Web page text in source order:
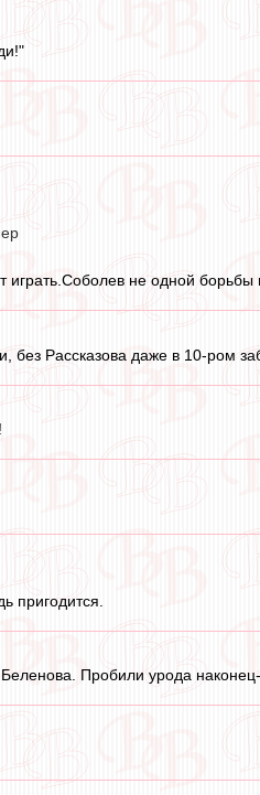
играть.Соболев не одной
без Рассказова даже в 10-ром
пригодится.
Пробили урода